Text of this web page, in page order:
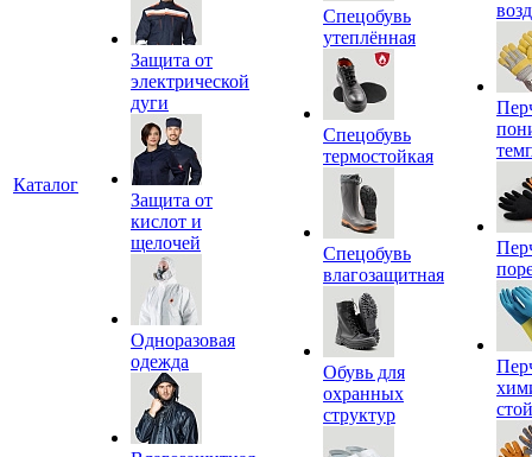
Каталог
Защита от
электрической
дуги
Защита от
кислот и
щелочей
Одноразовая
одежда
Спецобувь
утеплённая
Спецобувь
термостойкая
Спецобувь
влагозащитная
Обувь для
охранных
структур